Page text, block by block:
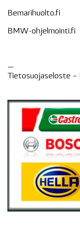
Bemarihuolto.fi
BMW-ohjelmointi.fi
—
Tietosuojaseloste –